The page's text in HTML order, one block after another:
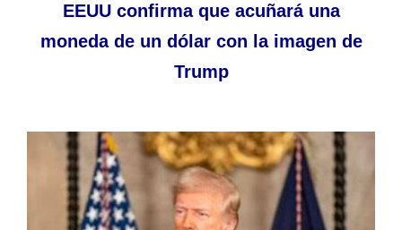
EEUU confirma que acuñará una
moneda de un dólar con la imagen de
Trump